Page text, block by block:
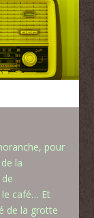
pour
la
café… Et
de la grotte